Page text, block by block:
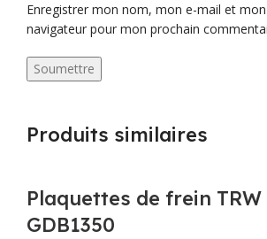
Enregistrer mon nom, mon e-mail et
navigateur pour mon prochain
Produits similaires
Plaquettes de frein TRW
GDB1350